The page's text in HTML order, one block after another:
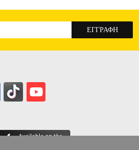
από οποιοδήποτε eshop point
ΡΙΓΕ ΚΙΤΡΙΝΟ/ΚΑΦΕ (S)